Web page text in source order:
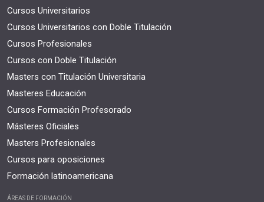
Cursos Universitarios
Cursos Universitarios con Doble Titulación
Cursos Profesionales
Cursos con Doble Titulación
Masters con Titulación Universitaria
Masteres Educación
Cursos Formación Profesorado
Másteres Oficiales
Masters Profesionales
Cursos para oposiciones
Formación latinoamericana
ÁREAS DE FORMACIÓN